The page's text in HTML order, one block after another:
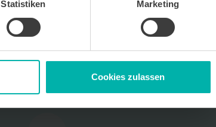
Statistiken Marketing
Cookies zulassen